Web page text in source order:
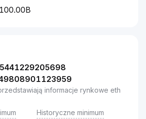
100.00B
informacje rynkowe eth
Historyczne minimum